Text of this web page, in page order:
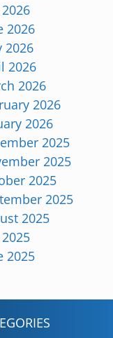
2026
2026
2026
2026
2026
2026
2025
2025
2025
2025
2025
2025